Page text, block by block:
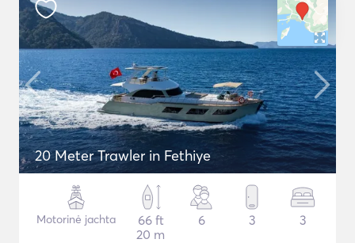
20 Meter Trawler in Fethiye
Motorinė jachta
66 ft
20 m
6 3 3